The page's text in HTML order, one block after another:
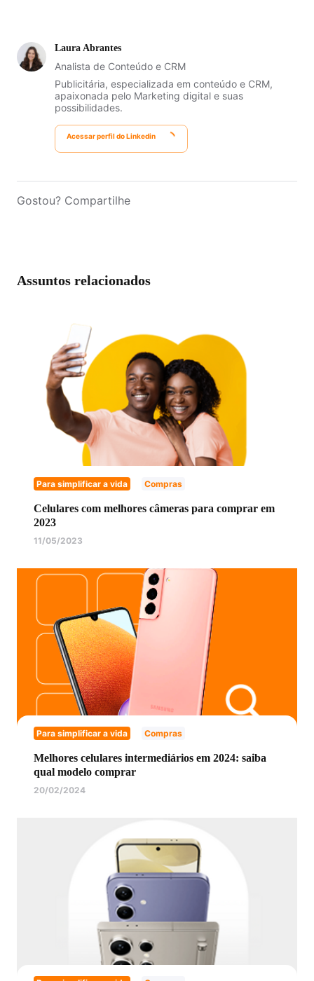
Laura Abrantes
Analista de Conteúdo e CRM
Publicitária, especializada em conteúdo e CRM,
apaixonada pelo Marketing digital e suas
possibilidades.
Acessar perfil do Linkedin
Gostou? Compartilhe
Assuntos relacionados
Para simplificar a vida Compras
Celulares com melhores câmeras para comprar em
2023
11/05/2023
Para simplificar a vida Compras
Melhores celulares intermediários em 2024: saiba
qual modelo comprar
20/02/2024